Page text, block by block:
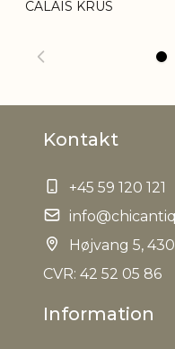
Nettovægt
CALAIS KRUS
Kontakt
+45 59 120 121
Højvang 5,
CVR: 42 52 05 86
Information